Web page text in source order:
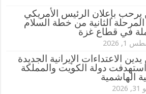
يرحب بإعلان الرئيس الأمريكي
المرحلة الثانية من خطة السلام
في قطاع غزة
1, 2026
يدين الاعتداءات الإيرانية الجديدة
دولة الكويت والمملكة
الهاشمية